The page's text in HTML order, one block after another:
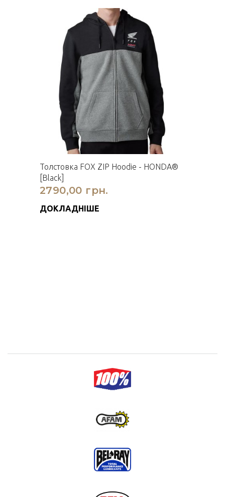
Толстовка FOX ZIP Hoodie - HONDA®
[Black]
2790,00 грн.
ДОКЛАДНІШЕ